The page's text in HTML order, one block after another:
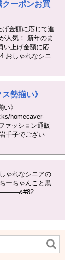
クーポンお買
げ金額に応じて進
人気！ 新年のま
い上げ金額に応
おしゃれなシニ
勢揃い》
い》
homecaver-
ァッション通販
千子でござい
ゃれなシニアの
ーちゃんこと黒